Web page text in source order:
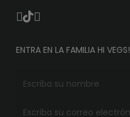
ENTRA EN LA FAMILIA HI VEGS!